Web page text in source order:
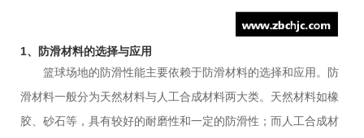
1、防滑材料的选择与应用
篮球场地的防滑性能主要依赖于防滑材料的选择和应用。防
滑材料一般分为天然材料与人工合成材料两大类。天然材料如橡
胶、砂石等，具有较好的耐磨性和一定的防滑性；而人工合成材